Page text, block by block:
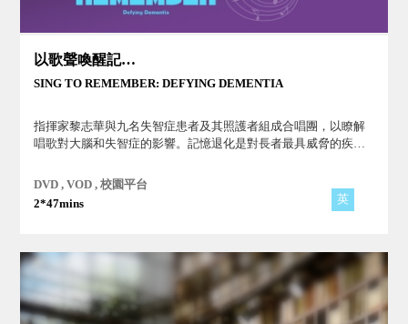
以歌聲喚醒記憶：對抗失智症
SING TO REMEMBER: DEFYING DEMENTIA
指揮家黎志華與九名失智症患者及其照護者組成合唱團，以瞭解
唱歌對大腦和失智症的影響。記憶退化是對長者最具威脅的疾病
任務？
DVD , VOD , 校園平台
2*47mins
英